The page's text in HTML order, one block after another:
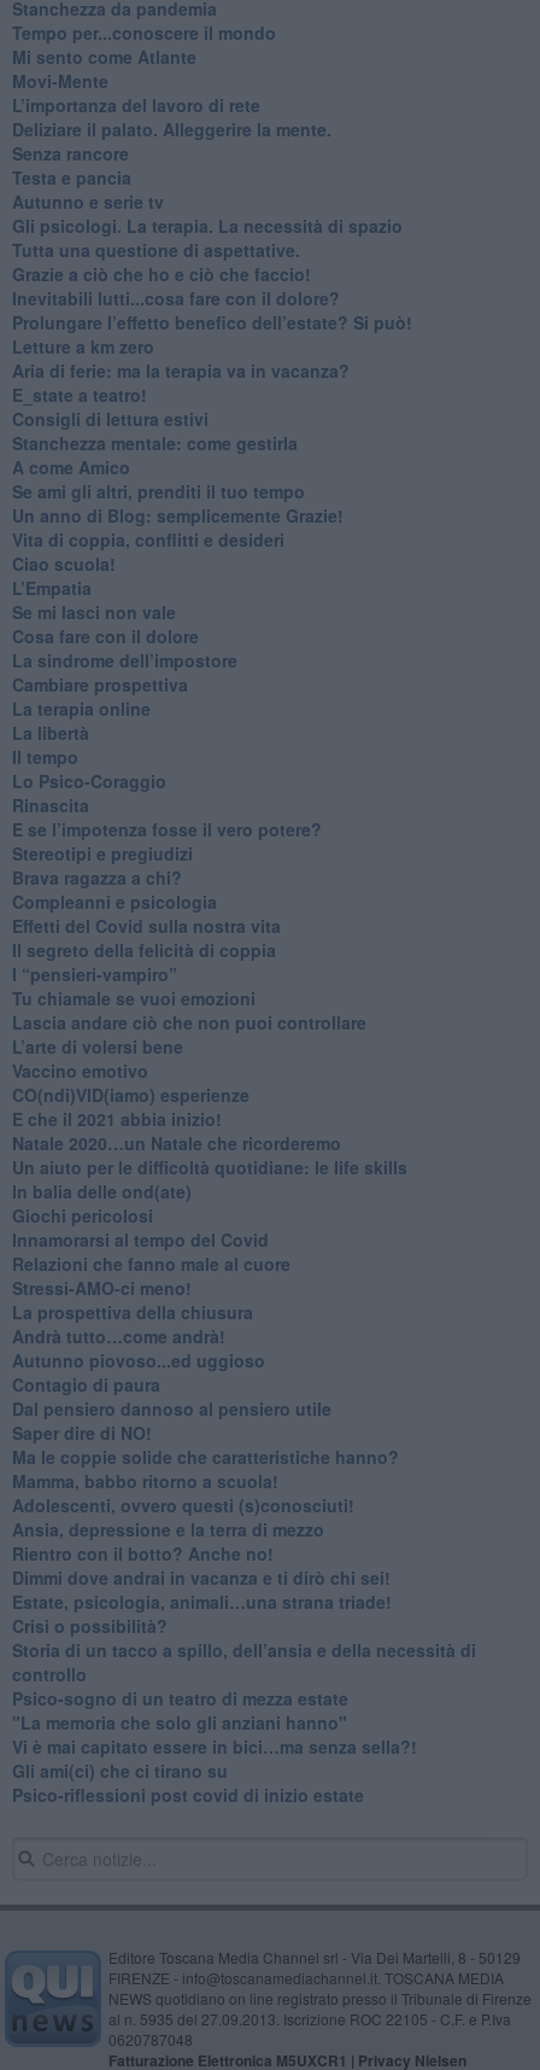
Stanchezza da pandemia
​Tempo per...conoscere il mondo
​Mi sento come Atlante
​Movi-Mente
​L’importanza del lavoro di rete
​Deliziare il palato. Alleggerire la mente.
​Senza rancore
​Testa e pancia
​Autunno e serie tv
​Gli psicologi. La terapia. La necessità di spazio
​Tutta una questione di aspettative.
​Grazie a ciò che ho e ciò che faccio!
​Inevitabili lutti...cosa fare con il dolore?
Prolungare l’effetto benefico dell’estate? Si può!
​Letture a km zero
​Aria di ferie: ma la terapia va in vacanza?
​E_state a teatro!
​Consigli di lettura estivi
​Stanchezza mentale: come gestirla
​A come Amico
​Se ami gli altri, prenditi il tuo tempo
​Un anno di Blog: semplicemente Grazie!
​Vita di coppia, conflitti e desideri
​Ciao scuola!
​L’Empatia
​Se mi lasci non vale
Cosa fare con il dolore
​La sindrome dell’impostore
​Cambiare prospettiva
La terapia online
La libertà
​Il tempo
​Lo Psico-Coraggio
Rinascita
​E se l’impotenza fosse il vero potere?
Stereotipi e pregiudizi
​Brava ragazza a chi?
​Compleanni e psicologia
Effetti del Covid sulla nostra vita
Il segreto della felicità di coppia
​I “pensieri-vampiro”
​Tu chiamale se vuoi emozioni
​Lascia andare ciò che non puoi controllare
L’arte di volersi bene
​Vaccino emotivo
CO(ndi)VID(iamo) esperienze
​E che il 2021 abbia inizio!
​Natale 2020…un Natale che ricorderemo
Un aiuto per le difficoltà quotidiane: le life skills
​In balia delle ond(ate)
Giochi pericolosi
Innamorarsi al tempo del Covid
​Relazioni che fanno male al cuore
​Stressi-AMO-ci meno!
​La prospettiva della chiusura
​Andrà tutto…come andrà!
Autunno piovoso...ed uggioso
​Contagio di paura
​Dal pensiero dannoso al pensiero utile
​Saper dire di NO!
​Ma le coppie solide che caratteristiche hanno?
​Mamma, babbo ritorno a scuola!
Adolescenti, ovvero questi (s)conosciuti!
Ansia, depressione e la terra di mezzo
​Rientro con il botto? Anche no!
Dimmi dove andrai in vacanza e ti dirò chi sei!
​Estate, psicologia, animali…una strana triade!
​Crisi o possibilità?
​Storia di un tacco a spillo, dell’ansia e della necessità di
controllo
​Psico-sogno di un teatro di mezza estate
"La memoria che solo gli anziani hanno"
​Vi è mai capitato essere in bici…ma senza sella?!
​Gli ami(ci) che ci tirano su
Psico-riflessioni post covid di inizio estate
Editore Toscana Media Channel srl - Via Dei Martelli, 8 - 50129
FIRENZE - info@toscanamediachannel.it. TOSCANA MEDIA
NEWS quotidiano on line registrato presso il Tribunale di Firenze
al n. 5935 del 27.09.2013. Iscrizione ROC 22105 - C.F. e P.Iva
0620787048
Fatturazione Elettronica M5UXCR1 | Privacy Nielsen